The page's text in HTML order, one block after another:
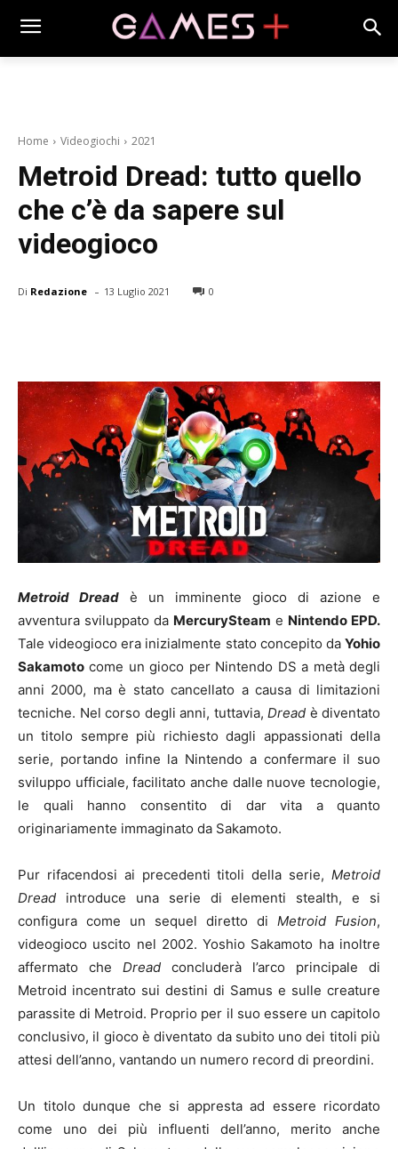
Home Videogiochi 2021
Metroid Dread: tutto quello
che c’è da sapere sul
videogioco
Di Redazione - 13 Luglio 2021 0
Metroid Dread è un imminente gioco di azione e
avventura sviluppato da MercurySteam e Nintendo EPD.
Tale videogioco era inizialmente stato concepito da Yohio
Sakamoto come un gioco per Nintendo DS a metà degli
anni 2000, ma è stato cancellato a causa di limitazioni
tecniche. Nel corso degli anni, tuttavia, Dread è diventato
un titolo sempre più richiesto dagli appassionati della
serie, portando infine la Nintendo a confermare il suo
sviluppo ufficiale, facilitato anche dalle nuove tecnologie,
le quali hanno consentito di dar vita a quanto
originariamente immaginato da Sakamoto.
Pur rifacendosi ai precedenti titoli della serie, Metroid
Dread introduce una serie di elementi stealth, e si
configura come un sequel diretto di Metroid Fusion,
videogioco uscito nel 2002. Yoshio Sakamoto ha inoltre
affermato che Dread concluderà l’arco principale di
Metroid incentrato sui destini di Samus e sulle creature
parassite di Metroid. Proprio per il suo essere un capitolo
conclusivo, il gioco è diventato da subito uno dei titoli più
attesi dell’anno, vantando un numero record di preordini.
Un titolo dunque che si appresta ad essere ricordato
come uno dei più influenti dell’anno, merito anche